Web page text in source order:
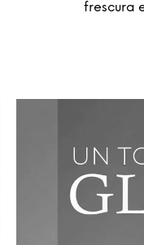
frescura